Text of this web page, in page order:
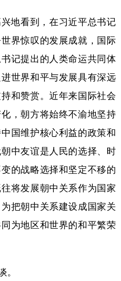
看到，在习近平总书记
界惊叹的发展成就，国际
记提出的人类命运共同体
世界和平与发展具有深远
和赞赏。近年来国际社会
，朝方将始终不渝地坚持
国维护核心利益的政策和
中友谊是人民的选择、时
的战略选择和坚定不移的
将发展朝中关系作为国家
把朝中关系建设成国家关
为地区和世界的和平繁荣
。